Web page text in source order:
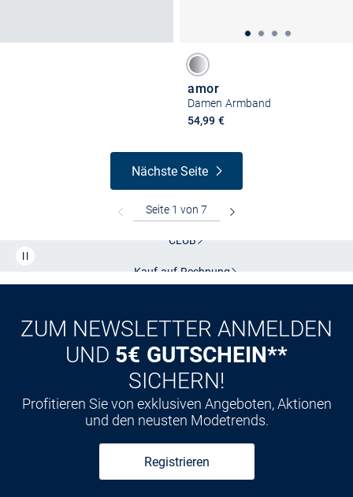
amor
Damen Armband
54,99 €
Nächste Seite
Kostenlose Lieferung und Retoure mit unserem Friends
CLUB
Kauf auf Rechnung
ZUM NEWSLETTER ANMELDEN
UND 5€ GUTSCHEIN**
SICHERN!
Profitieren Sie von exklusiven Angeboten, Aktionen
und den neusten Modetrends.
Registrieren